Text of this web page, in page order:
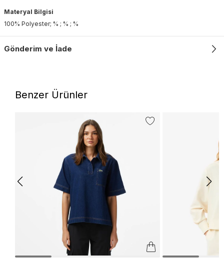
Materyal Bilgisi
100% Polyester; % ; % ; %
Gönderim ve İade
Benzer Ürünler